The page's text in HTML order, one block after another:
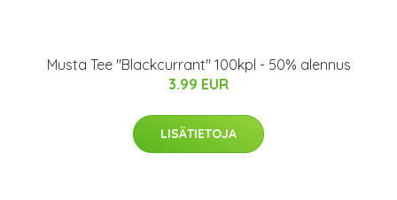
Musta Tee "Blackcurrant" 100kpl - 50% alennus
3.99 EUR
LISÄTIETOJA